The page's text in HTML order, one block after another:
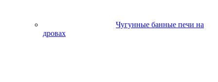
Чугунные банные печи на
дровах